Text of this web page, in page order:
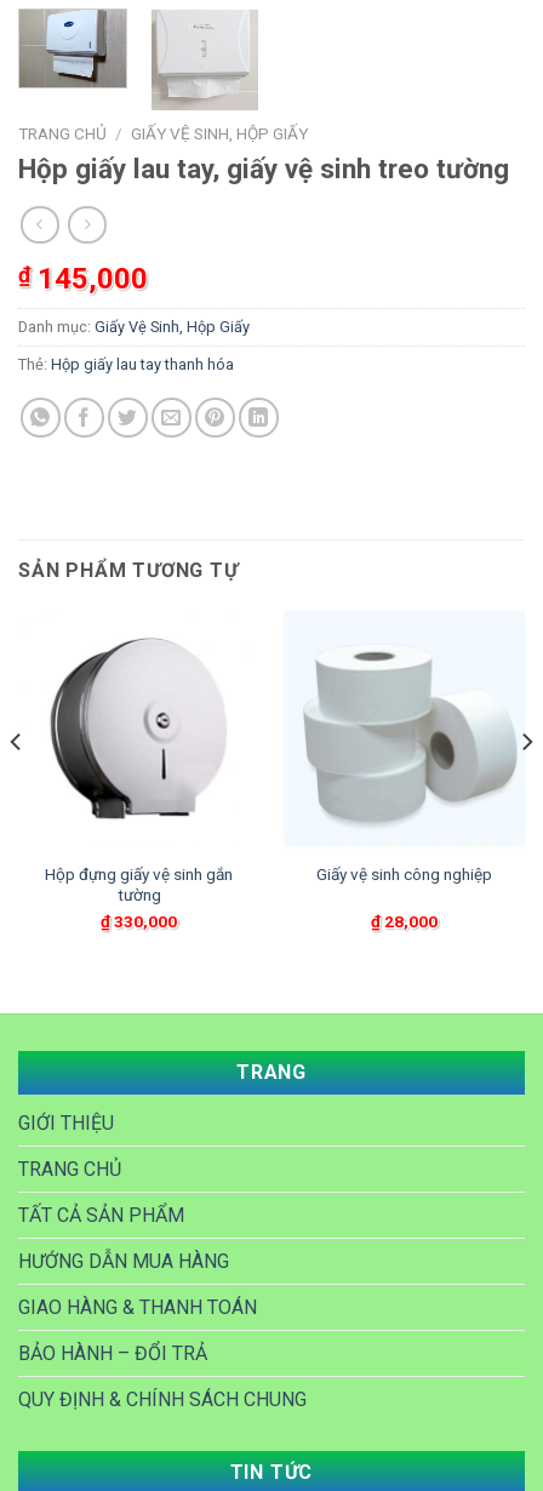
TRANG CHỦ / GIẤY VỆ SINH, HỘP GIẤY
Hộp giấy lau tay, giấy vệ sinh treo tường
₫145,000
Danh mục: Giấy Vệ Sinh, Hộp Giấy
Thẻ: Hộp giấy lau tay thanh hóa
SẢN PHẨM TƯƠNG TỰ
Hộp đựng giấy vệ sinh gắn
tường
₫330,000
Giấy vệ sinh công nghiệp
₫28,000
TRANG
GIỚI THIỆU
TRANG CHỦ
TẤT CẢ SẢN PHẨM
HƯỚNG DẪN MUA HÀNG
GIAO HÀNG & THANH TOÁN
BẢO HÀNH – ĐỔI TRẢ
QUY ĐỊNH & CHÍNH SÁCH CHUNG
TIN TỨC